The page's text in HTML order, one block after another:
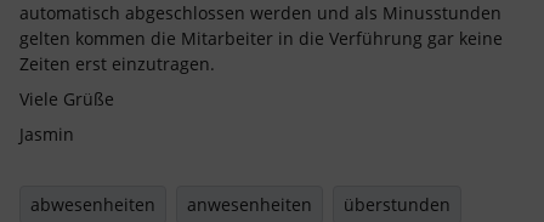
automatisch abgeschlossen werden und als Minusstunden
gelten kommen die Mitarbeiter in die Verführung gar keine
Zeiten erst einzutragen.
Viele Grüße
Jasmin
abwesenheiten anwesenheiten überstunden